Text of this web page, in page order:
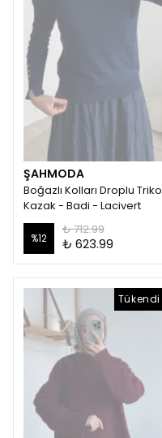
ŞAHMODA
Boğazlı Kolları Droplu Triko
Kazak - Badi - Lacivert
%12
₺ 712.99
₺ 623.99
Tükendi